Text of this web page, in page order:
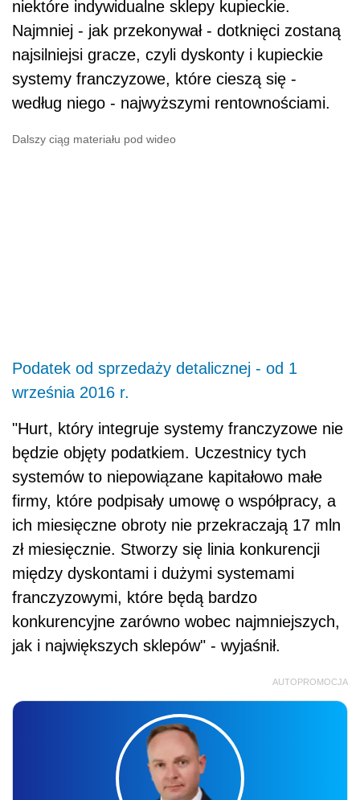
niektóre indywidualne sklepy kupieckie.
Najmniej - jak przekonywał - dotknięci zostaną
najsilniejsi gracze, czyli dyskonty i kupieckie
systemy franczyzowe, które cieszą się -
według niego - najwyższymi rentownościami.
Dalszy ciąg materiału pod wideo
Podatek od sprzedaży detalicznej - od 1
września 2016 r.
"Hurt, który integruje systemy franczyzowe nie
będzie objęty podatkiem. Uczestnicy tych
systemów to niepowiązane kapitałowo małe
firmy, które podpisały umowę o współpracy, a
ich miesięczne obroty nie przekraczają 17 mln
zł miesięcznie. Stworzy się linia konkurencji
między dyskontami i dużymi systemami
franczyzowymi, które będą bardzo
konkurencyjne zarówno wobec najmniejszych,
jak i największych sklepów" - wyjaśnił.
AUTOPROMOCJA